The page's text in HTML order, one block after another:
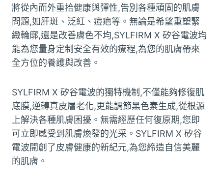
將從內而外重拾健康與彈性,告別各種頑固的肌膚
問題,如肝斑、泛紅、痘疤等。無論是希望重塑緊
緻輪廓,還是改善膚色不均,SYLFIRM X 矽谷電波均
能為您量身定制安全有效的療程,為您的肌膚帶來
全方位的養護與改善。
SYLFIRM X 矽谷電波的獨特機制,不僅能夠修復肌
底膜,逆轉真皮層老化,更能調節黑色素生成,從根源
上解決各種肌膚困擾。無需經歷任何復原期,您即
可立即感受到肌膚煥發的光采。SYLFIRM X 矽谷
電波開創了皮膚健康的新紀元,為您締造自信美麗
的肌膚。